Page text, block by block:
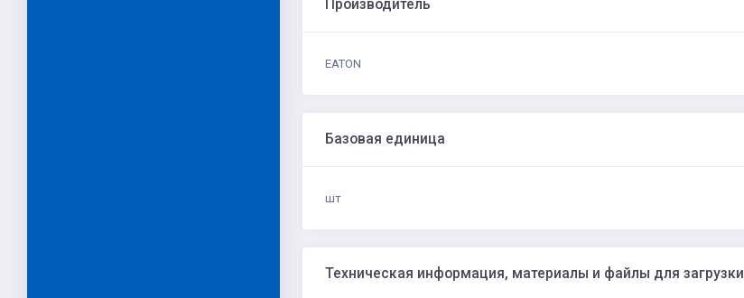
Производитель
EATON
Базовая единица
шт
Техническая информация, материалы и файлы для загрузки